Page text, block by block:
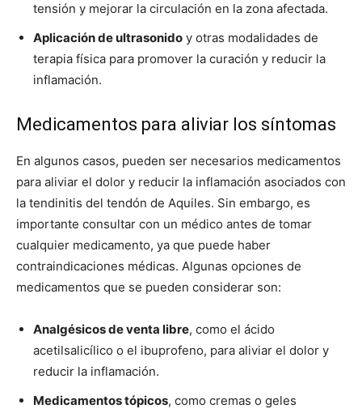
tensión y mejorar la circulación en la zona afectada.
Aplicación de ultrasonido y otras modalidades de
terapia física para promover la curación y reducir la
inflamación.
Medicamentos para aliviar los síntomas
En algunos casos, pueden ser necesarios medicamentos
para aliviar el dolor y reducir la inflamación asociados con
la tendinitis del tendón de Aquiles. Sin embargo, es
importante consultar con un médico antes de tomar
cualquier medicamento, ya que puede haber
contraindicaciones médicas. Algunas opciones de
medicamentos que se pueden considerar son:
Analgésicos de venta libre, como el ácido
acetilsalicílico o el ibuprofeno, para aliviar el dolor y
reducir la inflamación.
Medicamentos tópicos, como cremas o geles